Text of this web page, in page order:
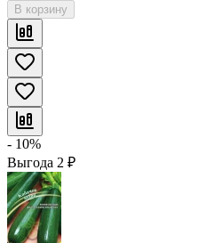
В корзину
- 10%
Выгода 2 ₽